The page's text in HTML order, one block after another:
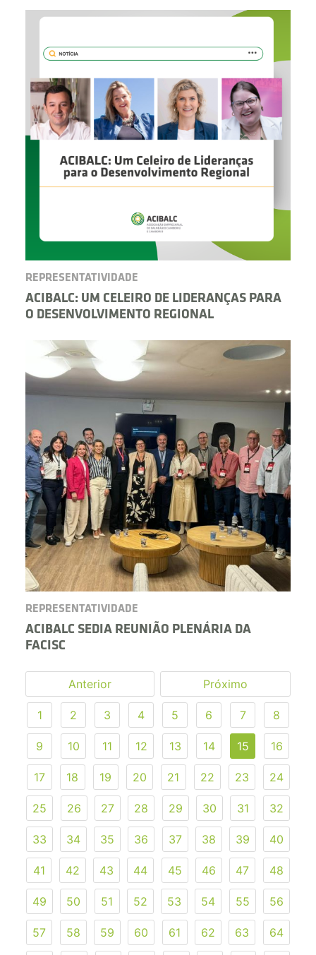
REPRESENTATIVIDADE
ACIBALC: UM CELEIRO DE LIDERANÇAS PARA
O DESENVOLVIMENTO REGIONAL
REPRESENTATIVIDADE
ACIBALC SEDIA REUNIÃO PLENÁRIA DA
FACISC
Anterior Próximo
1 2 3 4 5 6 7 8
9 10 11 12 13 14 15 16
17 18 19 20 21 22 23 24
25 26 27 28 29 30 31 32
33 34 35 36 37 38 39 40
41 42 43 44 45 46 47 48
49 50 51 52 53 54 55 56
57 58 59 60 61 62 63 64